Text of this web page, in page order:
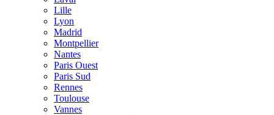
Lille
Lyon
Madrid
Montpellier
Nantes
Paris Ouest
Paris Sud
Rennes
Toulouse
Vannes